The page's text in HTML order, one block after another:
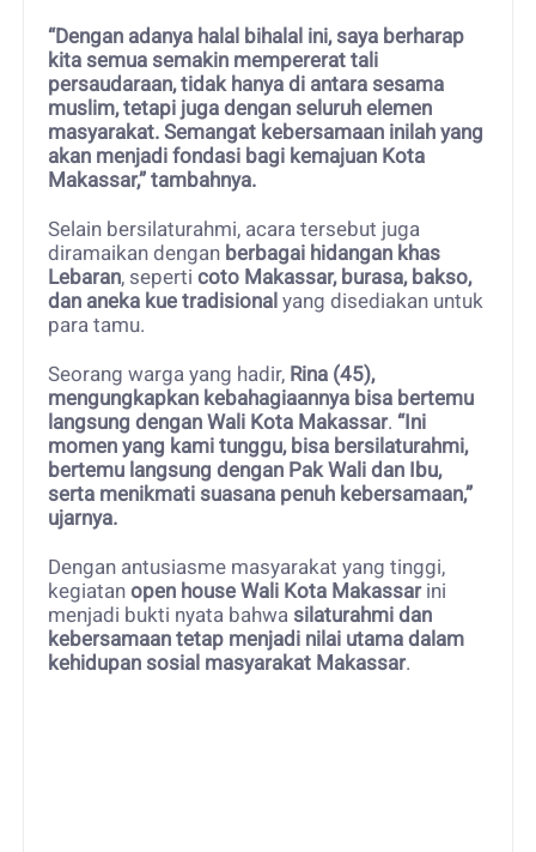
“Dengan adanya halal bihalal ini, saya berharap
kita semua semakin mempererat tali
persaudaraan, tidak hanya di antara sesama
muslim, tetapi juga dengan seluruh elemen
masyarakat. Semangat kebersamaan inilah yang
akan menjadi fondasi bagi kemajuan Kota
Makassar,” tambahnya.
Selain bersilaturahmi, acara tersebut juga
diramaikan dengan berbagai hidangan khas
Lebaran, seperticoto Makassar, burasa, bakso,
dan aneka kue tradisional yang disediakan untuk
para tamu.
Seorang warga yang hadir, Rina (45),
mengungkapkan kebahagiaannya bisa bertemu
langsung dengan Wali Kota Makassar. “Ini
momen yang kami tunggu, bisa bersilaturahmi,
bertemu langsung dengan Pak Wali dan Ibu,
serta menikmati suasana penuh kebersamaan,”
ujarnya.
Dengan antusiasme masyarakat yang tinggi,
kegiatanopen house Wali Kota Makassarini
menjadi bukti nyata bahwa silaturahmi dan
kebersamaan tetap menjadi nilai utama dalam
kehidupan sosial masyarakat Makassar.